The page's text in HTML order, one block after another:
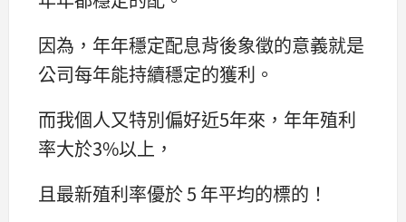
因為，年年穩定配息背後象徵的意義就是
公司每年能持續穩定的獲利。
而我個人又特別偏好近5年來，年年殖利
率大於3%以上，
且最新殖利率優於 5 年平均的標的！